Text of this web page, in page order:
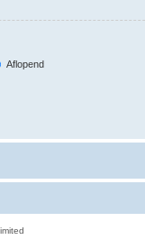
Aflopend